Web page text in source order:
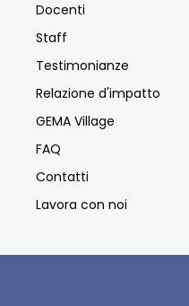
Docenti
Staff
Testimonianze
Relazione d'impatto
GEMA Village
FAQ
Contatti
Lavora con noi